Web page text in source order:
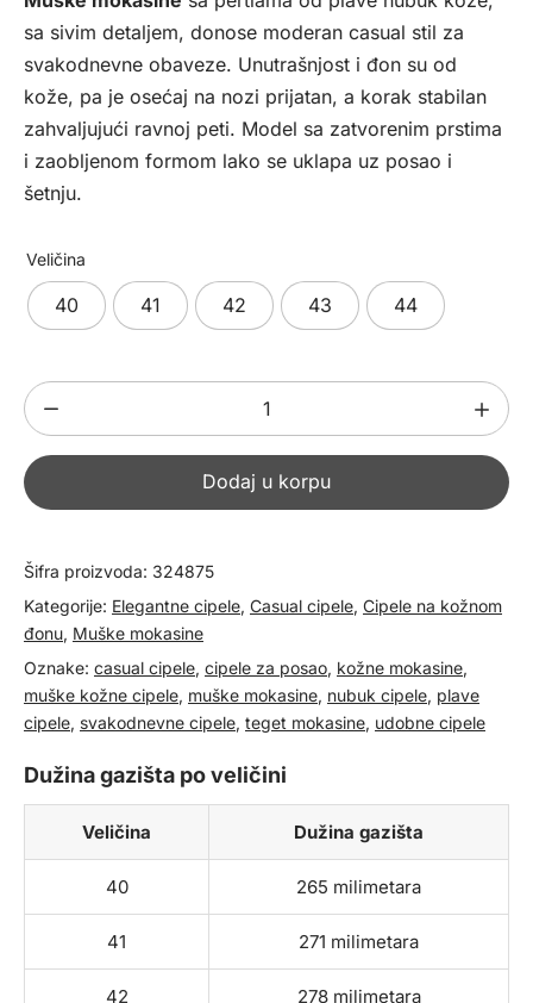
bila:
10990,00 рсд.
8792,00 рсд.
sa sivim detaljem, donose moderan casual stil za
svakodnevne obaveze. Unutrašnjost i đon su od
kože, pa je osećaj na nozi prijatan, a korak stabilan
zahvaljujući ravnoj peti. Model sa zatvorenim prstima
i zaobljenom formom lako se uklapa uz posao i
šetnju.
Veličina
40 41 42 43 44
Muške
kožne
mokasine
324875
Dodaj u korpu
Šifra proizvoda: 324875
Kategorije: Elegantne cipele, Casual cipele, Cipele na kožnom
đonu, Muške mokasine
Oznake: casual cipele, cipele za posao, kožne mokasine,
muške kožne cipele, muške mokasine, nubuk cipele, plave
cipele, svakodnevne cipele, teget mokasine, udobne cipele
Dužina gazišta po veličini
Veličina Dužina gazišta
40 265 milimetara
41 271 milimetara
42 278 milimetara